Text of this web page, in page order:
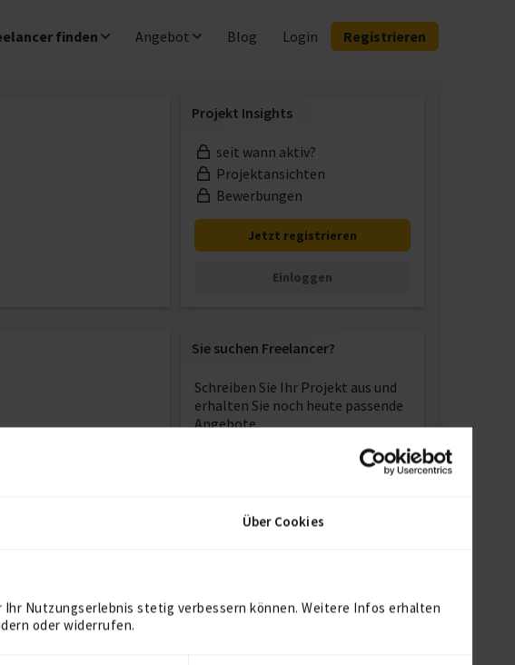
Über Cookies
Nutzungserlebnis stetig verbessern können. Weitere Infos erhalten
oder widerrufen.
finden Angebot Blog Login Registrieren
Projekt Insights
seit wann aktiv?
Projektansichten
Bewerbungen
Jetzt registrieren
Einloggen
Sie suchen Freelancer?
Schreiben Sie Ihr Projekt aus und
erhalten Sie noch heute passende
Angebote.